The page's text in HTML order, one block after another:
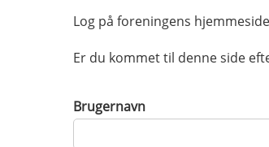
Log på foreningens
Er du kommet til denne side
Brugernavn